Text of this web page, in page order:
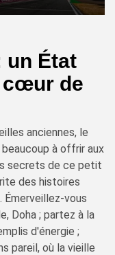
un État
cœur de
anciennes, le
à offrir aux
secrets de ce petit
des histoires
Émerveillez-vous
Doha ; partez à la
d'énergie ;
pareil, où la vieille